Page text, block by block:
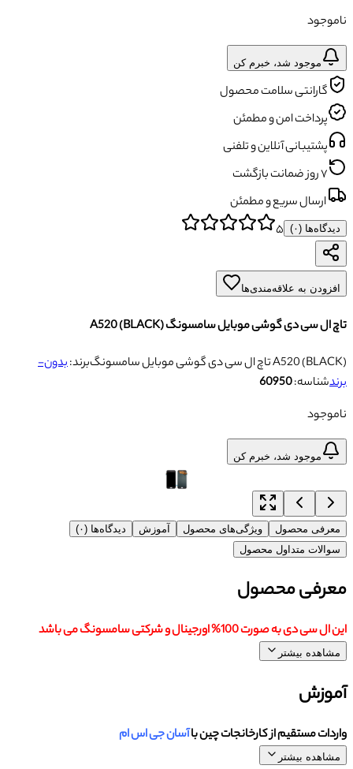
ناموجود
موجود شد، خبرم کن
گارانتی سلامت محصول
پرداخت امن و مطمئن
پشتیبانی آنلاین و تلفنی
۷ روز ضمانت بازگشت
ارسال سریع و مطمئن
دیدگاه‌ها (۰) ۵
افزودن به علاقه‌مندی‌ها
تاچ ال سی دی گوشی موبایل سامسونگ A520 (BLACK)
تاچ ال سی دی گوشی موبایل سامسونگ A520 (BLACK)
برند:بدون-
برندشناسه:60950
ناموجود
موجود شد، خبرم کن
معرفی محصول ویژگی‌های محصول آموزش
دیدگاه‌ها (۰)
سوالات متداول محصول
معرفی محصول
این ال سی دی به صورت 100% اورجینال و شرکتی سامسونگ می باشد
مشاهده بیشتر
آموزش
واردات مستقیم از کارخانجات چین باآسان جی اس ام
مشاهده بیشتر